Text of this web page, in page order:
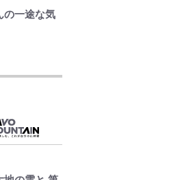
の“ワンオ
族写真でア
板倉、久
の一途な気
した~詰んだ